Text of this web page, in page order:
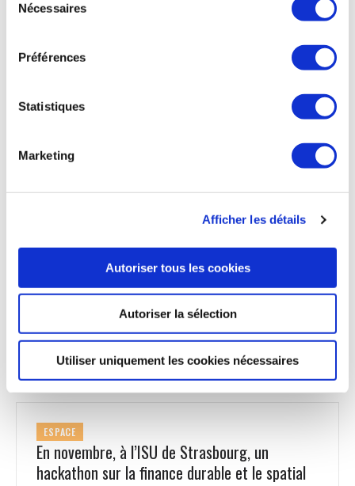
Nécessaires
Préférences
Statistiques
Marketing
Afficher les détails
Autoriser tous les cookies
Autoriser la sélection
Utiliser uniquement les cookies nécessaires
Le Monde du 12 octobre
La sonde Juno de la NASA a survolé Europe,
La sonde Juno, en orbite autour de Jupiter depuis 2016, est
à une vitesse de 24 km par seconde. Ce survol lui a permis de
Les photos, qui couvrent une surface d’environ 200
percé la surface de glace. La NASA prévoit une mission
consacrée à Europe, Europa Clipper, qui doit être lancée en
ESPACE
En novembre, à l’ISU de Strasbourg, un
hackathon sur la finance durable et le spatial